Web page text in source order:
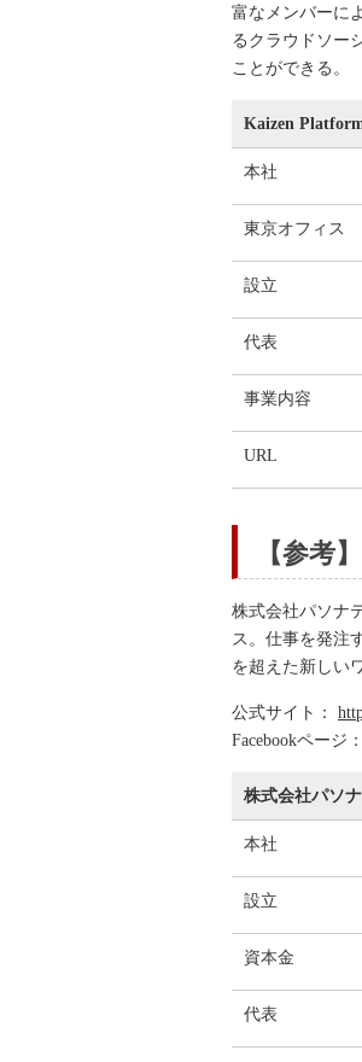
富なメンバーに
るクラウドソー
ことができる。
Kaizen
本社
東京オフィス
設立
代表
事業内容
URL
【参考
株式会社パソナ
ス。仕事を発注
を超えた新しい
公式サイト：
Facebookページ：
株式会社パソ
本社
設立
資本金
代表